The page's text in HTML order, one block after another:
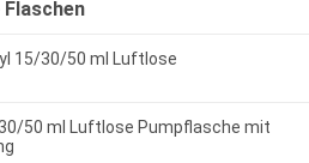
15/30/50 ml Luftlose
50 ml Luftlose Pumpflasche mit